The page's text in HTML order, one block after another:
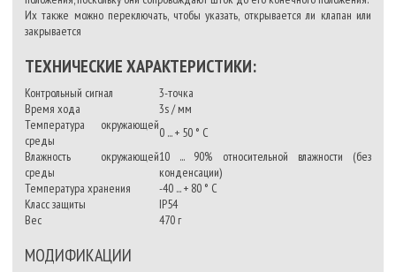
Их также можно переключать, чтобы указать, открывается ли клапан или
закрывается
ТЕХНИЧЕСКИЕ ХАРАКТЕРИСТИКИ:
Контрольный сигнал
3-точка
Время хода
3s / мм
Температура окружающей
среды
0 ... + 50 ° C
Влажность окружающей
среды
10 ... 90% относительной влажности (без
конденсации)
Температура хранения
-40 ... + 80 ° С
Класс защиты
IP54
Вес
470 г
МОДИФИКАЦИИ